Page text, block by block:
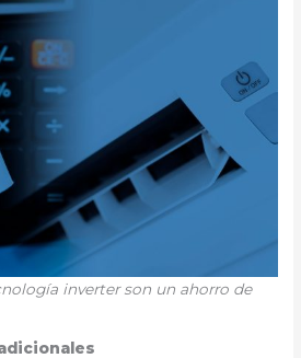
inverter son un ahorro de